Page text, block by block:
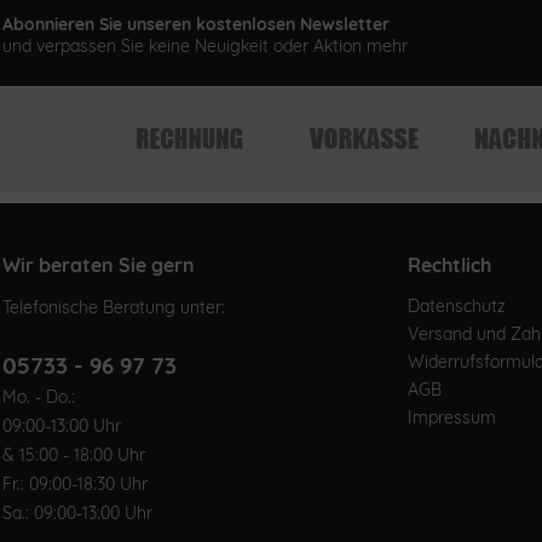
Abonnieren Sie unseren kostenlosen Newsletter
und verpassen Sie keine Neuigkeit oder Aktion mehr
Wir beraten Sie gern
Telefonische Beratung unter:
05733 - 96 97 73
Mo. - Do.:
09:00-13:00 Uhr
& 15:00 - 18:00 Uhr
Fr.: 09:00-18:30 Uhr
Sa.: 09:00-13:00 Uhr
Rechtlich
Datenschutz
Versand und
AGB
Impressum